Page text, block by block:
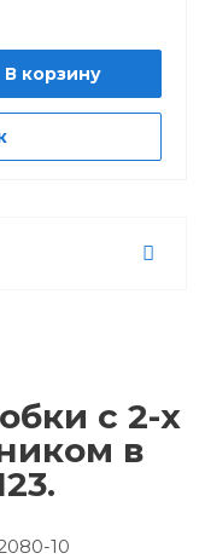
В корзину
с 2-х
в
10